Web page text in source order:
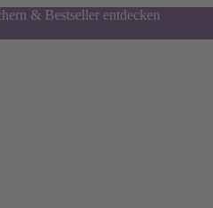
& Bestseller entdecken